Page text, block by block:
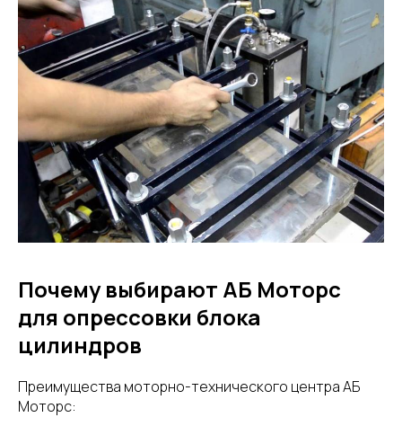
Почему выбирают АБ Моторс
для опрессовки блока
цилиндров
Преимущества моторно-технического центра АБ
Моторс: